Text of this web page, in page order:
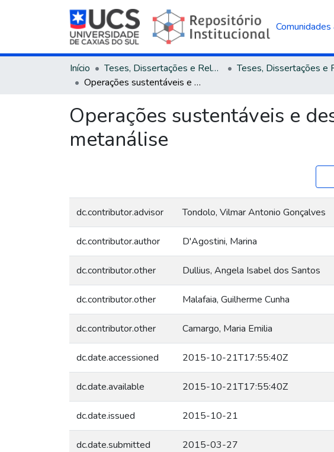
Início Teses, Dissertações e Relatórios
Operações sustentáveis e desempenho : revisão sistemática e metanálise
Operações sustentáveis e
metanálise
dc.contributor.advisor Tondolo, Vilmar Antonio Gonçalves
dc.contributor.author D'Agostini, Marina
dc.contributor.other Dullius, Angela Isabel dos Santos
dc.contributor.other Malafaia, Guilherme Cunha
dc.contributor.other Camargo, Maria Emilia
dc.date.accessioned 2015-10-21T17:55:40Z
dc.date.available 2015-10-21T17:55:40Z
dc.date.issued 2015-10-21
dc.date.submitted 2015-03-27